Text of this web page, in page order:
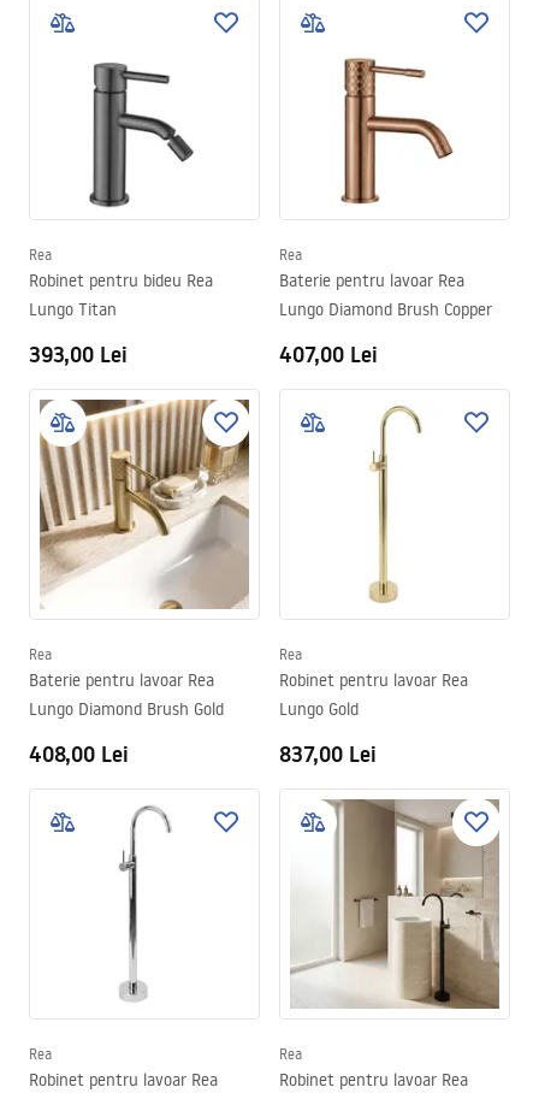
Rea
Robinet pentru bideu Rea
Lungo Titan
393,00 Lei
Rea
Baterie pentru lavoar Rea
Lungo Diamond Brush Copper
407,00 Lei
Rea
Baterie pentru lavoar Rea
Lungo Diamond Brush Gold
408,00 Lei
Rea
Robinet pentru lavoar Rea
Lungo Gold
837,00 Lei
Rea
Robinet pentru lavoar Rea
Rea
Robinet pentru lavoar Rea